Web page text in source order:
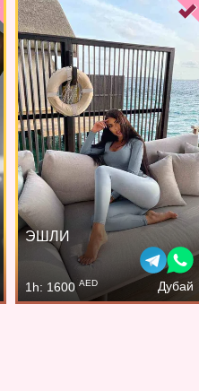
ЭШЛИ
1h: 1600 AED Дубай